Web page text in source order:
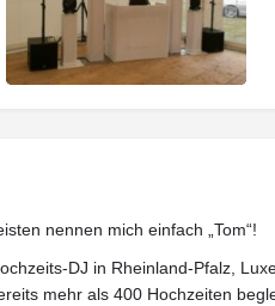
nennen mich einfach „Tom“!
DJ in Rheinland-Pfalz,
mehr als 400 Hochzeiten